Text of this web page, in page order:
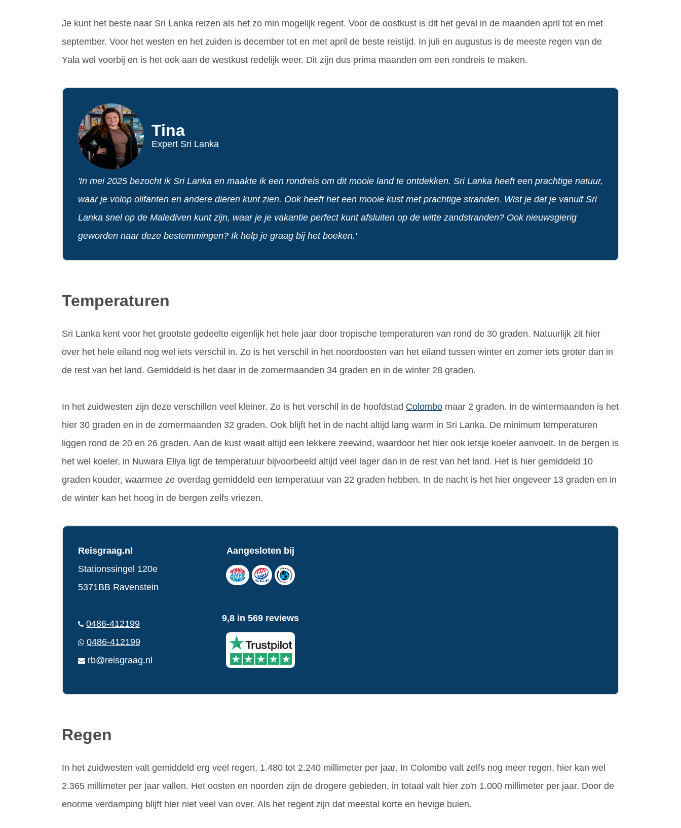
Je kunt het beste naar Sri Lanka reizen als het zo min mogelijk regent. Voor de oostkust is dit het geval in de maanden april tot en met
september. Voor het westen en het zuiden is december tot en met april de beste reistijd. In juli en augustus is de meeste regen van de
Yala wel voorbij en is het ook aan de westkust redelijk weer. Dit zijn dus prima maanden om een rondreis te maken.
Tina
Expert Sri Lanka
'In mei 2025 bezocht ik Sri Lanka en maakte ik een rondreis om dit mooie land te ontdekken. Sri Lanka heeft een prachtige natuur,
waar je volop olifanten en andere dieren kunt zien. Ook heeft het een mooie kust met prachtige stranden. Wist je dat je vanuit Sri
Lanka snel op de Malediven kunt zijn, waar je je vakantie perfect kunt afsluiten op de witte zandstranden? Ook nieuwsgierig
geworden naar deze bestemmingen? Ik help je graag bij het boeken.'
Temperaturen
Sri Lanka kent voor het grootste gedeelte eigenlijk het hele jaar door tropische temperaturen van rond de 30 graden. Natuurlijk zit hier
over het hele eiland nog wel iets verschil in. Zo is het verschil in het noordoosten van het eiland tussen winter en zomer iets groter dan in
de rest van het land. Gemiddeld is het daar in de zomermaanden 34 graden en in de winter 28 graden.
In het zuidwesten zijn deze verschillen veel kleiner. Zo is het verschil in de hoofdstad Colombo maar 2 graden. In de wintermaanden is het
hier 30 graden en in de zomermaanden 32 graden. Ook blijft het in de nacht altijd lang warm in Sri Lanka. De minimum temperaturen
liggen rond de 20 en 26 graden. Aan de kust waait altijd een lekkere zeewind, waardoor het hier ook ietsje koeler aanvoelt. In de bergen is
het wel koeler, in Nuwara Eliya ligt de temperatuur bijvoorbeeld altijd veel lager dan in de rest van het land. Het is hier gemiddeld 10
graden kouder, waarmee ze overdag gemiddeld een temperatuur van 22 graden hebben. In de nacht is het hier ongeveer 13 graden en in
de winter kan het hoog in de bergen zelfs vriezen.
Reisgraag.nl
Stationssingel 120e
5371BB Ravenstein
0486-412199
0486-412199
rb@reisgraag.nl
Aangesloten bij
9,8 in 569 reviews
Regen
In het zuidwesten valt gemiddeld erg veel regen, 1.480 tot 2.240 millimeter per jaar. In Colombo valt zelfs nog meer regen, hier kan wel
2.365 millimeter per jaar vallen. Het oosten en noorden zijn de drogere gebieden, in totaal valt hier zo'n 1.000 millimeter per jaar. Door de
enorme verdamping blijft hier niet veel van over. Als het regent zijn dat meestal korte en hevige buien.